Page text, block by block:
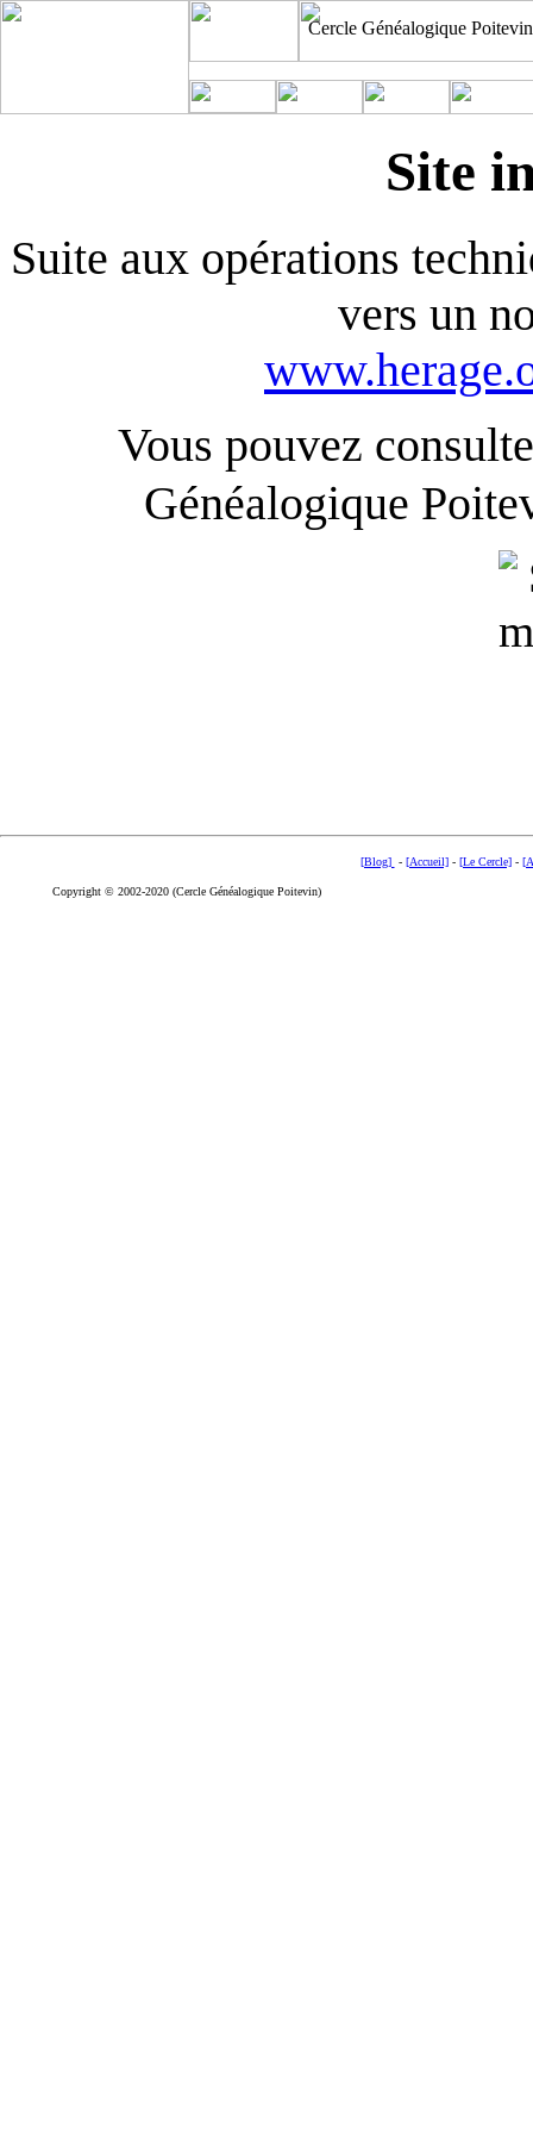
Cercle Généalogique Poitevin
Site
Suite aux opérations
vers un
Vous pouvez
Généalogique
[Blog] - [Accueil]- [Le Cercle]-
Copyright © 2002-2020 (Cercle Généalogique Poitevin)